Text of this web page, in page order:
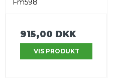
Fm598
915,00 DKK
VIS PRODUKT